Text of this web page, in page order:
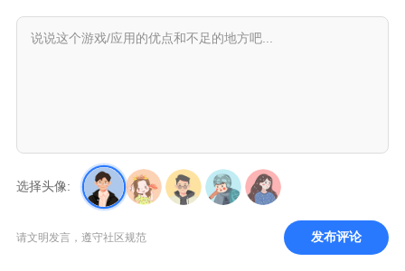
选择头像:
请文明发言，遵守社区规范 发布评论